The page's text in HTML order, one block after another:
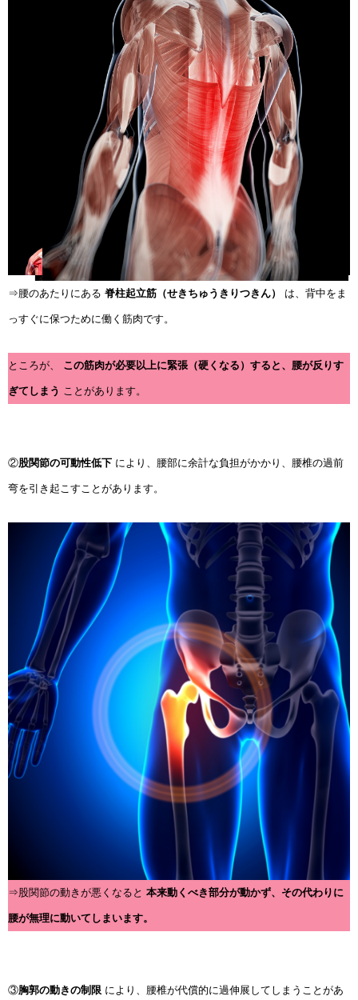
⇒腰のあたりにある脊柱起立筋（せきちゅうきりつきん） は、背中をま
っすぐに保つために働く筋肉です。
ところが、 この筋肉が必要以上に緊張（硬くなる）すると、腰が反りす
ぎてしまう ことがあります。
②股関節の可動性低下 により、腰部に余計な負担がかかり、腰椎の過前
弯を引き起こすことがあります。
⇒股関節の動きが悪くなると 本来動くべき部分が動かず、その代わりに
腰が無理に動いてしまいます。
③胸郭の動きの制限 により、腰椎が代償的に過伸展してしまうことがあ